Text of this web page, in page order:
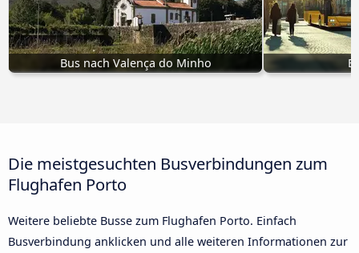
Bus nach Valença do Minho
Die meistgesuchten Busverbindungen zum
Flughafen Porto
Weitere beliebte Busse zum Flughafen Porto. Einfach
Busverbindung anklicken und alle weiteren Informationen zur